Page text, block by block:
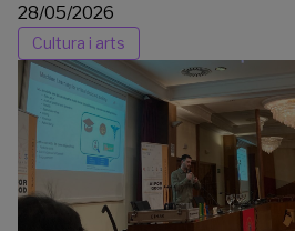
28/05/2026
Cultura i arts